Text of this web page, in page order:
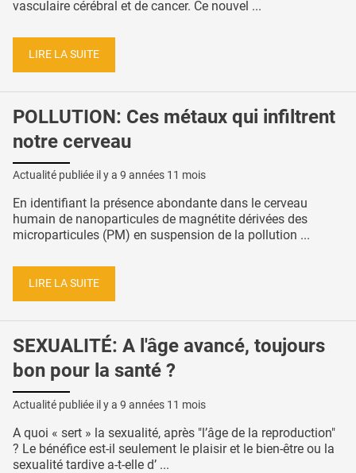
vasculaire cérébral et de cancer. Ce nouvel ...
LIRE LA SUITE
POLLUTION: Ces métaux qui infiltrent
notre cerveau
Actualité publiée il y a 9 années 11 mois
En identifiant la présence abondante dans le cerveau
humain de nanoparticules de magnétite dérivées des
microparticules (PM) en suspension de la pollution ...
LIRE LA SUITE
SEXUALITÉ: A l'âge avancé, toujours
bon pour la santé ?
Actualité publiée il y a 9 années 11 mois
A quoi « sert » la sexualité, après "l’âge de la reproduction"
? Le bénéfice est-il seulement le plaisir et le bien-être ou la
sexualité tardive a-t-elle d’ ...